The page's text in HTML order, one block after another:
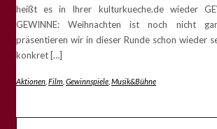
heißt es in Ihrer kulturkueche.de wieder
GEWINNE: Weihnachten ist noch nicht
präsentieren wir in dieser Runde schon wieder
konkret […]
Aktionen Film Gewinnspiele Musik&Bühne